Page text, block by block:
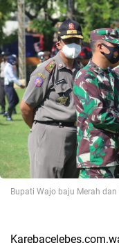
Bupati Wajo baju Merah